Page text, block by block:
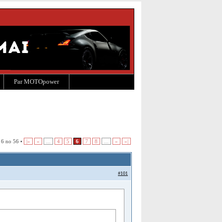
Par MOTOpower
no 56 • |« « 4 5 6 7 8 » »|
#101